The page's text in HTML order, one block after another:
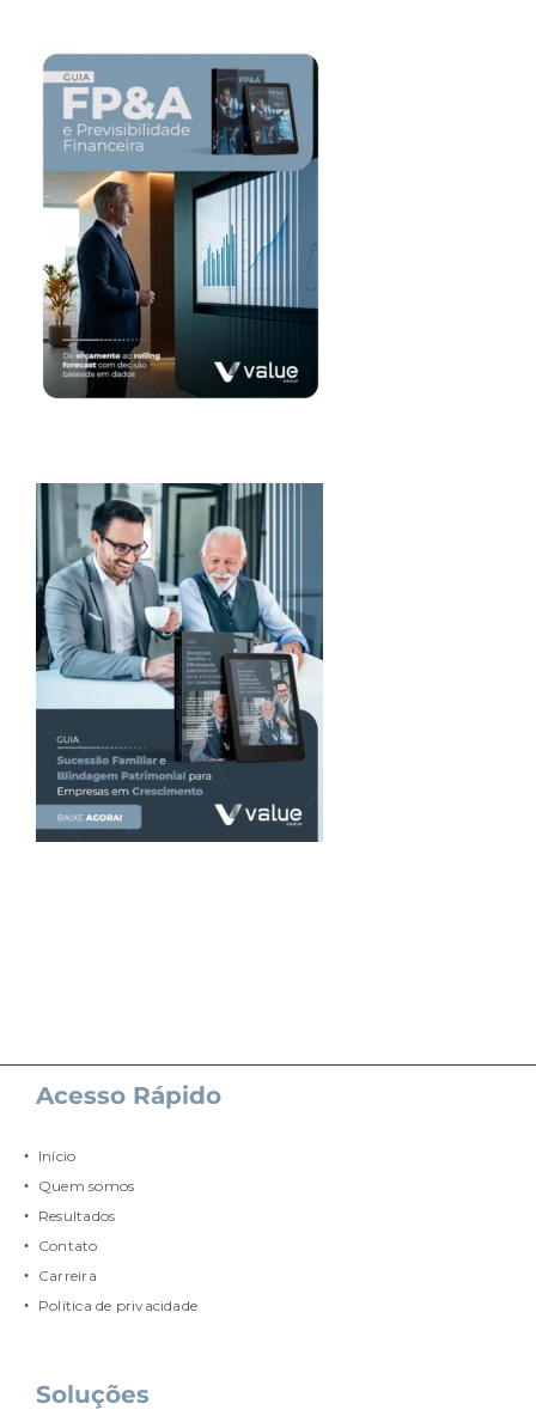
Acesso Rápido
Início
Quem somos
Resultados
Contato
Carreira
Política de privacidade
Soluções